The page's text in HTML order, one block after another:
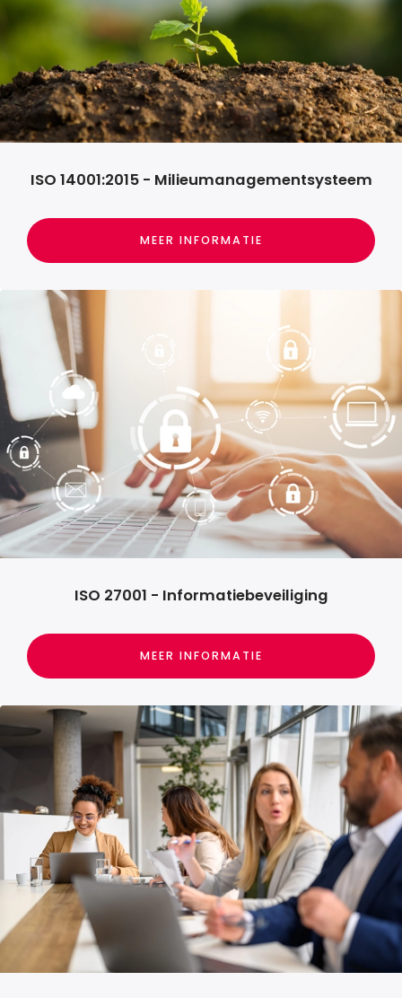
Over Swicon
Actueel
Systeem certificatie
NEN-EN-ISO/IEC 17065 -
Productcertificatie
Schemabeheer
Managementsysteem,
bouwen en
onderhouden
Managementsystemen,
hoe op te bouwen?
Documentenbeheer met
ManualMaster
Bouw
Uitzendbranche
Automotive
Schoonmaak
ISO 14001:2015 - Milieumanagementsysteem
MEER INFORMATIE
ISO 27001 - Informatiebeveiliging
MEER INFORMATIE